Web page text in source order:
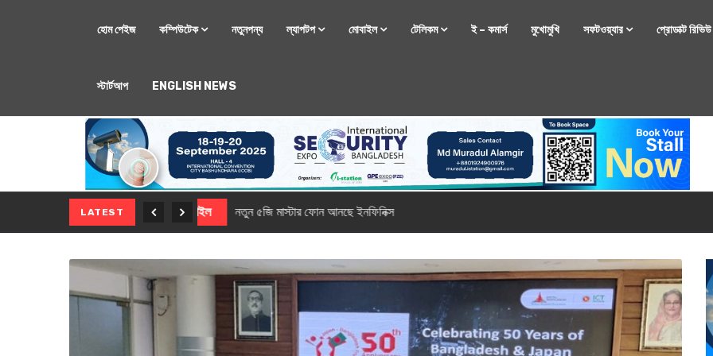
হোম পেইজ কম্পিউটেক নতুনপন্য ল্যাপটপ মোবাইল টেলিকম ই – কমার্স মুখোমুখি সফটওয়্যার প্রোডাক্ট রিভিউ
স্টার্টআপ ENGLISH NEWS
LATEST মোবাইল নতুন সি-সিরিজ স্মার্টফোন নিয়ে আসছে রিয়েলমি